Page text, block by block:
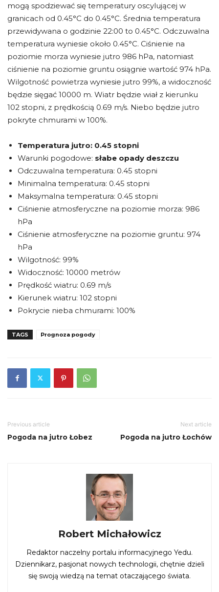
mogą spodziewać się temperatury oscylującej w
granicach od 0.45°C do 0.45°C. Średnia temperatura
przewidywana o godzinie 22:00 to 0.45°C. Odczuwalna
temperatura wyniesie około 0.45°C. Ciśnienie na
poziomie morza wyniesie jutro 986 hPa, natomiast
ciśnienie na poziomie gruntu osiągnie wartość 974 hPa.
Wilgotność powietrza wyniesie jutro 99%, a widoczność
będzie sięgać 10000 m. Wiatr będzie wiał z kierunku
102 stopni, z prędkością 0.69 m/s. Niebo będzie jutro
pokryte chmurami w 100%.
Temperatura jutro: 0.45 stopni
Warunki pogodowe: słabe opady deszczu
Odczuwalna temperatura: 0.45 stopni
Minimalna temperatura: 0.45 stopni
Maksymalna temperatura: 0.45 stopni
Ciśnienie atmosferyczne na poziomie morza: 986
hPa
Ciśnienie atmosferyczne na poziomie gruntu: 974
hPa
Wilgotność: 99%
Widoczność: 10000 metrów
Prędkość wiatru: 0.69 m/s
Kierunek wiatru: 102 stopni
Pokrycie nieba chmurami: 100%
TAGS Prognoza pogody
Previous article
Pogoda na jutro Łobez
Next article
Pogoda na jutro Łochów
Robert Michałowicz
Redaktor naczelny portalu informacyjnego Yedu.
Dziennikarz, pasjonat nowych technologii, chętnie dzieli
się swoją wiedzą na temat otaczającego świata.